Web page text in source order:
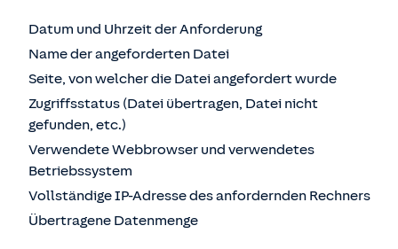
Datum und Uhrzeit der Anforderung
Name der angeforderten Datei
Seite, von welcher die Datei angefordert wurde
Zugriffsstatus (Datei übertragen, Datei nicht
gefunden, etc.)
Verwendete Webbrowser und verwendetes
Betriebssystem
Vollständige IP-Adresse des anfordernden Rechners
Übertragene Datenmenge